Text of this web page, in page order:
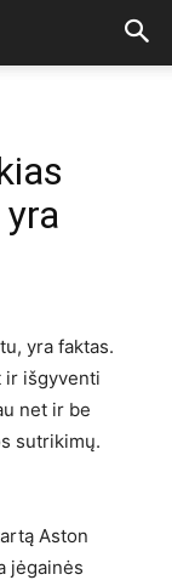
yra faktas.
ir išgyventi
net ir be
sutrikimų.
Aston
jėgainės